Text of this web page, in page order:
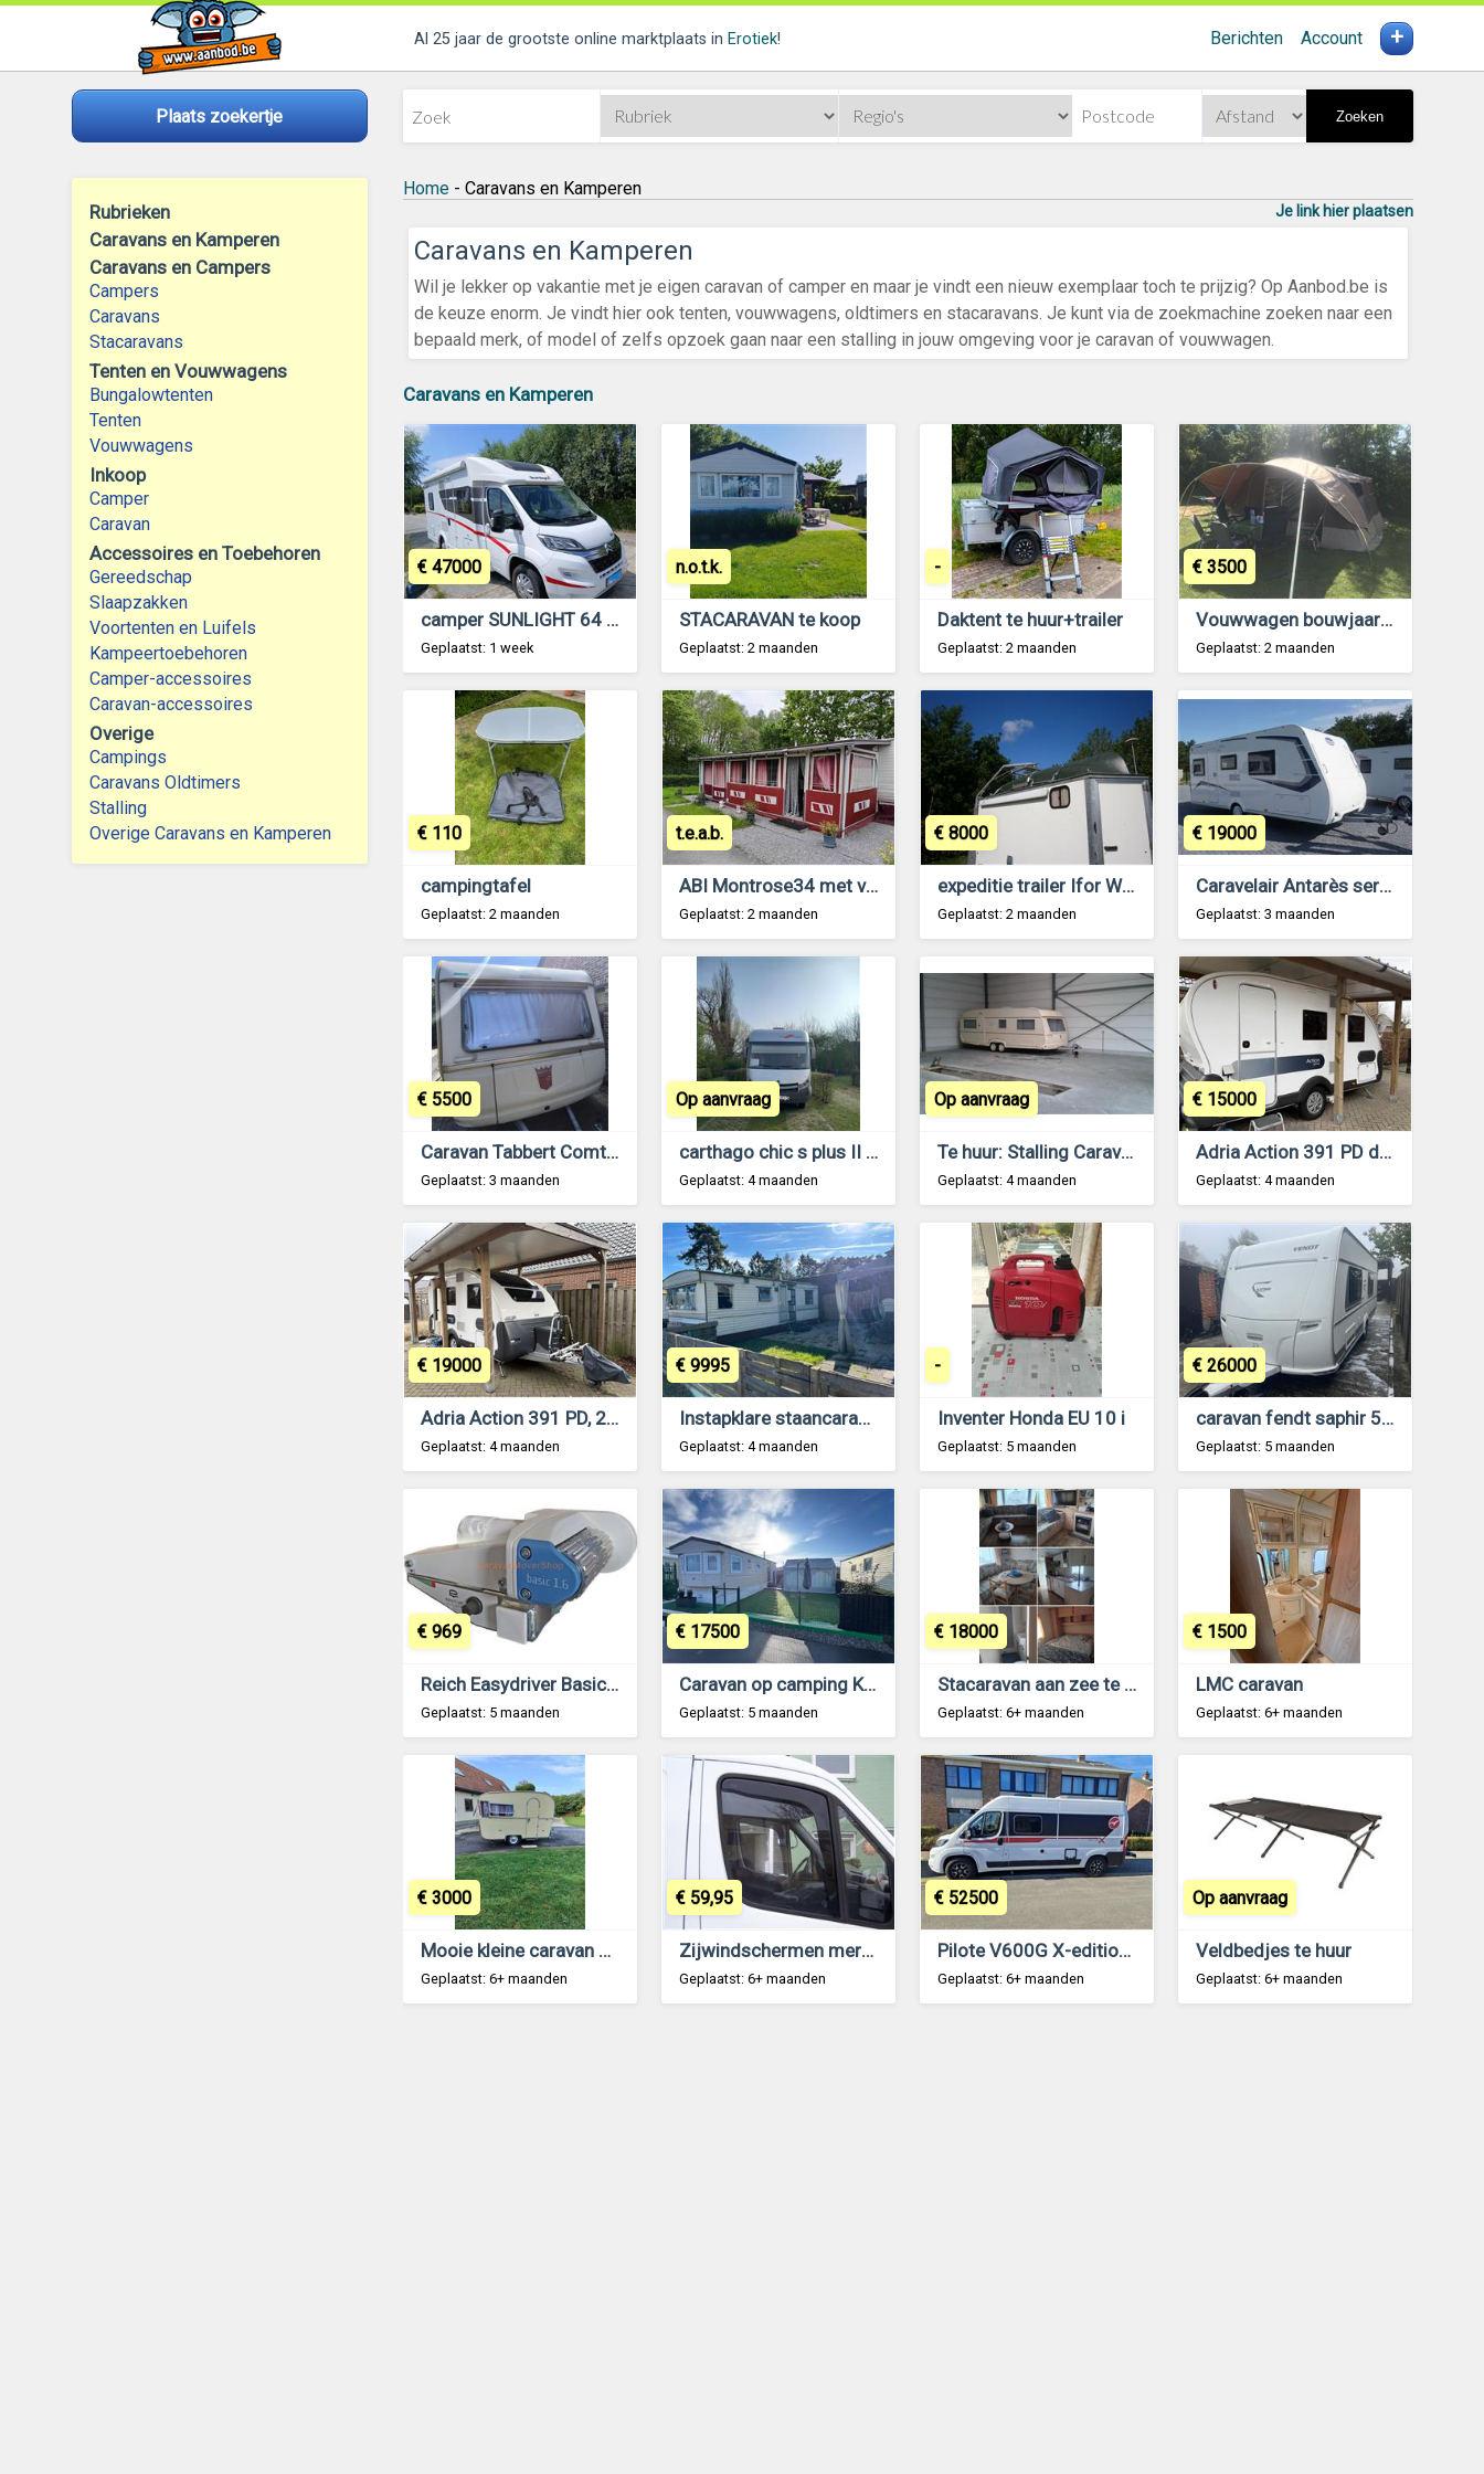
Al 25 jaar de grootste online marktplaats in Erotiek! Berichten Account +
Plaats zoekertje Zoeken
Rubrieken
Caravans en Kamperen
Caravans en Campers
Campers
Caravans
Stacaravans
Tenten en Vouwwagens
Bungalowtenten
Tenten
Vouwwagens
Inkoop
Camper
Caravan
Accessoires en Toebehoren
Gereedschap
Slaapzakken
Voortenten en Luifels
Kampeertoebehoren
Camper-accessoires
Caravan-accessoires
Overige
Campings
Caravans Oldtimers
Stalling
Overige Caravans en Kamperen
Home- Caravans en Kamperen
Je link hier plaatsen
Caravans en Kamperen
Wil je lekker op vakantie met je eigen caravan of camper en maar je vindt een nieuw exemplaar toch te prijzig? Op Aanbod.be is
de keuze enorm. Je vindt hier ook tenten, vouwwagens, oldtimers en stacaravans. Je kunt via de zoekmachine zoeken naar een
bepaald merk, of model of zelfs opzoek gaan naar een stalling in jouw omgeving voor je caravan of vouwwagen.
Caravans en Kamperen
camper SUNLIGHT 64 T -- 80003KM --2019
Geplaatst: 1 week
€ 47000
STACARAVAN te koop
Geplaatst: 2 maanden
n.o.t.k.
Daktent te huur+trailer
Geplaatst: 2 maanden
-
Vouwwagen bouwjaar 2016 - in goede staat
Geplaatst: 2 maanden
€ 3500
campingtafel
Geplaatst: 2 maanden
€ 110
ABI Montrose34 met voortent
Geplaatst: 2 maanden
t.e.a.b.
expeditie trailer Ifor Williams BV125
Geplaatst: 2 maanden
€ 8000
Caravelair Antarès serie 470
Geplaatst: 3 maanden
€ 19000
Caravan Tabbert Comtesse 450
Geplaatst: 3 maanden
€ 5500
carthago chic s plus II 52 S plus
Geplaatst: 4 maanden
Op aanvraag
Te huur: Stalling Caravan te Brecht
Geplaatst: 4 maanden
Op aanvraag
Adria Action 391 PD de 2020
Geplaatst: 4 maanden
€ 15000
Adria Action 391 PD, 2020, met mover & luifel
Geplaatst: 4 maanden
€ 19000
Instapklare staancaravan - staanplaats mogelijk
Geplaatst: 4 maanden
€ 9995
Inventer Honda EU 10 i
Geplaatst: 5 maanden
-
caravan fendt saphir 550 tfkm
Geplaatst: 5 maanden
€ 26000
Reich Easydriver Basic 1.6 caravan mover
Geplaatst: 5 maanden
€ 969
Caravan op camping Klein Strand te Jabbeke
Geplaatst: 5 maanden
€ 17500
Stacaravan aan zee te koop
Geplaatst: 6+ maanden
€ 18000
LMC caravan
Geplaatst: 6+ maanden
€ 1500
Mooie kleine caravan 750kg
Geplaatst: 6+ maanden
€ 3000
Zijwindschermen mercedes sprinter crafter getint
Geplaatst: 6+ maanden
€ 59,95
Pilote V600G X-edition 2021, goed onderhouden
Geplaatst: 6+ maanden
€ 52500
Veldbedjes te huur
Geplaatst: 6+ maanden
Op aanvraag